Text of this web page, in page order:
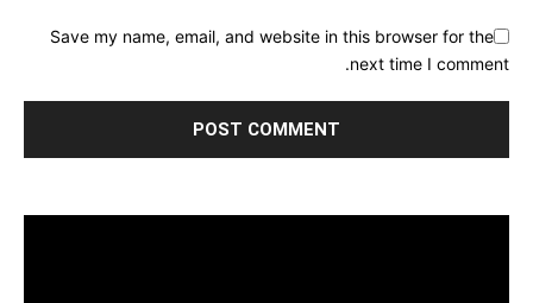
Save my name, email, and website in this browser for the
next time I comment.